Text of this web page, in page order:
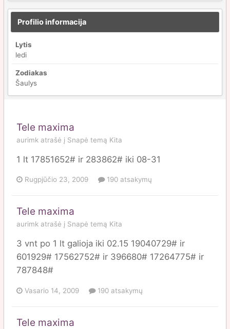
Profilio informacija
Lytis
ledi
Zodiakas
Šaulys
Tele maxima
aurimk atrašė į Snapė temą Kita
1 lt 17851652# ir 283862# iki 08-31
Rugpjūčio 23, 2009 190 atsakymų
Tele maxima
aurimk atrašė į Snapė temą Kita
3 vnt po 1 lt galioja iki 02.15 19040729# ir
601929# 17562752# ir 396680# 17264775# ir
787848#
Vasario 14, 2009 190 atsakymų
Tele maxima